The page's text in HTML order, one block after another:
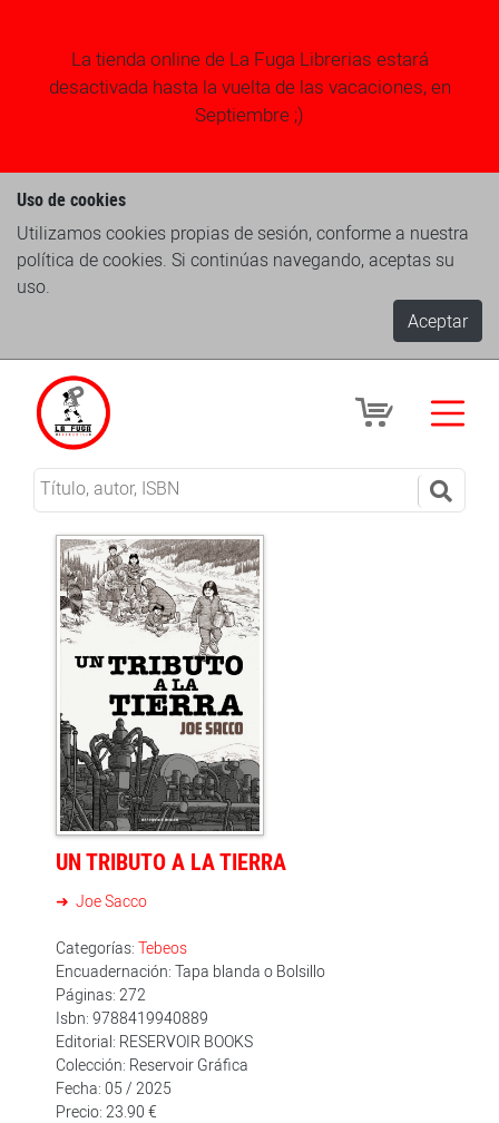
La tienda online de La Fuga Librerias estará
desactivada hasta la vuelta de las vacaciones, en
Septiembre ;)
Uso de cookies
Utilizamos cookies propias de sesión, conforme a nuestra
política de cookies. Si continúas navegando, aceptas su
uso.
Aceptar
UN TRIBUTO A LA TIERRA
Joe Sacco
Categorías: Tebeos
Encuadernación: Tapa blanda o Bolsillo
Páginas: 272
Isbn: 9788419940889
Editorial: RESERVOIR BOOKS
Colección: Reservoir Gráfica
Fecha: 05 / 2025
Precio: 23.90 €